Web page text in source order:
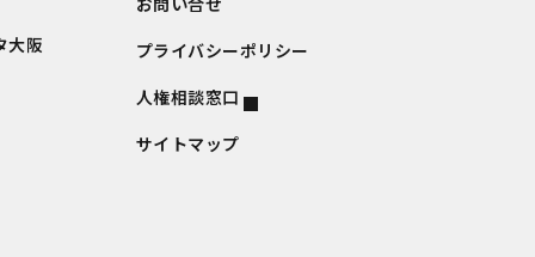
大阪
プライバシーポリシー
人権相談窓口
サイトマップ